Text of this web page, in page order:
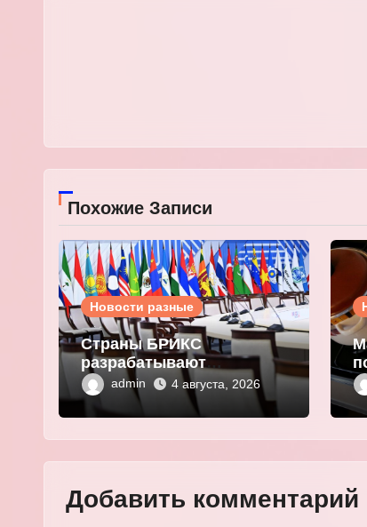
Похожие Записи
Новости разные
Страны БРИКС
разрабатывают
инфраструктуру на базе
цифровых валют
центробанков
admin 4 августа, 2026
Добавить комментарий